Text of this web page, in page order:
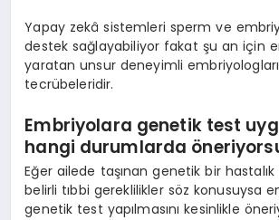
Yapay zekâ sistemleri sperm ve
destek sağlayabiliyor fakat şu an için
yaratan unsur deneyimli
tecrübeleridir.
Embriyolara genetik test
hangi durumlarda
Eğer ailede taşınan genetik bir
belirli tıbbi gereklilikler söz konusuysa
genetik test yapılmasını kesinlikle